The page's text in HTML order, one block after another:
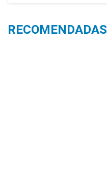
RECOMENDADAS